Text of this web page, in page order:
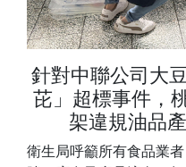
針對中聯公司大
芘」超標事件，
架違規油品
衛生局呼籲所有食品業